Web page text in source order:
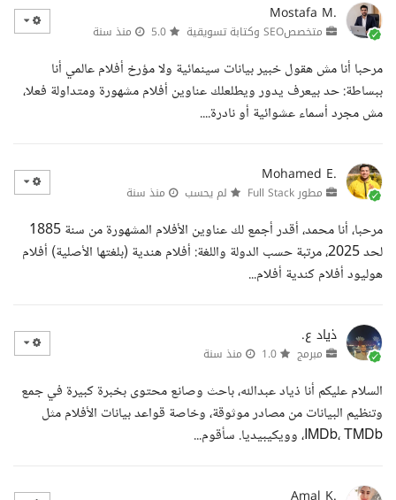
Mostafa M.
متخصصSEO وكتابة تسويقية منذ سنة
مرحبا أنا مش هقول خبير بيانات سينمائية ولا مؤرخ أفلام عالمي أنا
ببساطة: حد بيعرف يدور ويطلعلك عناوين أفلام مشهورة ومتداولة فعلا،
مش مجرد أسماء عشوائية أو نادرة....
Mohamed E.
مطور Full Stack لم يحسب منذ سنة
مرحبا، أنا محمد، أقدر أجمع لك عناوين الأفلام المشهورة من سنة 1885
لحد 2025، مرتبة حسب الدولة واللغة: أفلام هندية (بلغتها الأصلية) أفلام
هوليود أفلام كندية أفلام...
ذياد ع.
مبرمج منذ سنة
السلام عليكم أنا ذياد عبدالله، باحث وصانع محتوى بخبرة كبيرة في جمع
وتنظيم البيانات من مصادر موثوقة، وخاصة قواعد بيانات الأفلام مثل
IMDb، TMDb، وويكيبيديا. سأقوم...